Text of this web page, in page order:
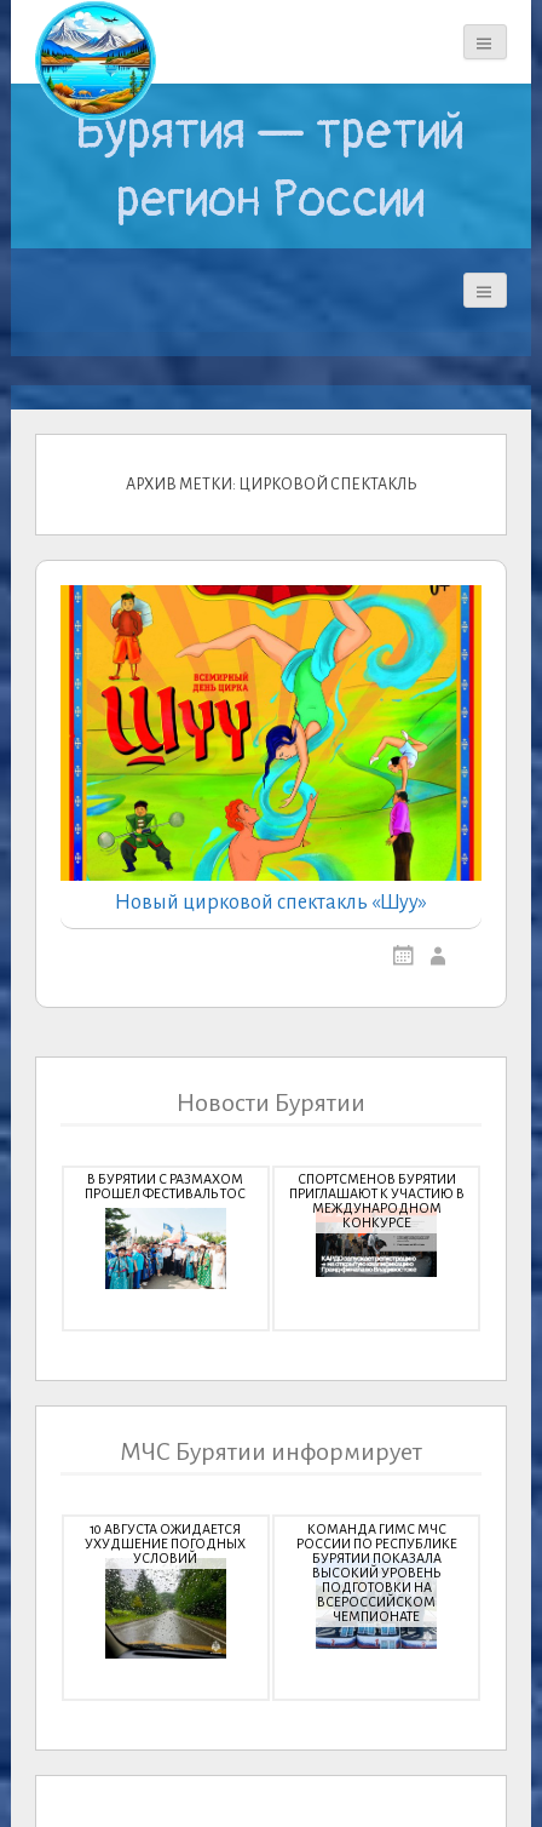
Бурятия — третий
регион России
АРХИВ МЕТКИ: ЦИРКОВОЙ СПЕКТАКЛЬ
Новый цирковой спектакль «Шуу»
Новости Бурятии
В БУРЯТИИ С РАЗМАХОМ
ПРОШЕЛ ФЕСТИВАЛЬ ТОС
СПОРТСМЕНОВ БУРЯТИИ
ПРИГЛАШАЮТ К УЧАСТИЮ В
МЕЖДУНАРОДНОМ
КОНКУРСЕ
МЧС Бурятии информирует
10 АВГУСТА ОЖИДАЕТСЯ
УХУДШЕНИЕ ПОГОДНЫХ
УСЛОВИЙ
КОМАНДА ГИМС МЧС
РОССИИ ПО РЕСПУБЛИКЕ
БУРЯТИИ ПОКАЗАЛА
ВЫСОКИЙ УРОВЕНЬ
ПОДГОТОВКИ НА
ВСЕРОССИЙСКОМ
ЧЕМПИОНАТЕ